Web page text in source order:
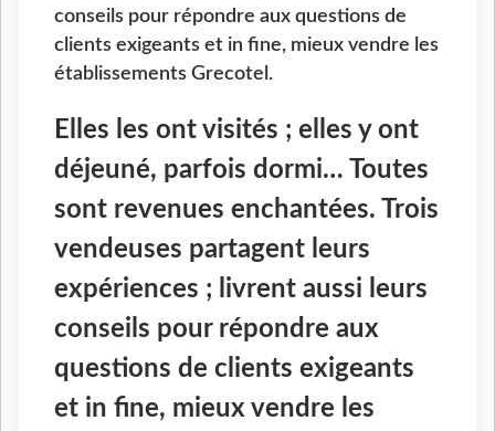
conseils pour répondre aux questions de
clients exigeants et in fine, mieux vendre les
établissements Grecotel.
Elles les ont visités ; elles y ont
déjeuné, parfois dormi… Toutes
sont revenues enchantées. Trois
vendeuses partagent leurs
expériences ; livrent aussi leurs
conseils pour répondre aux
questions de clients exigeants
et in fine, mieux vendre les